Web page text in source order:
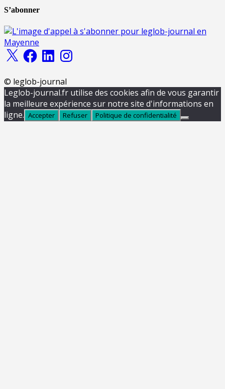
S’abonner
X FacebookLinkedInInstagram
© leglob-journal
Leglob-journal.fr utilise des cookies afin de vous garantir
la meilleure expérience sur notre site d'informations en
ligne. Accepter Refuser Politique de confidentialité